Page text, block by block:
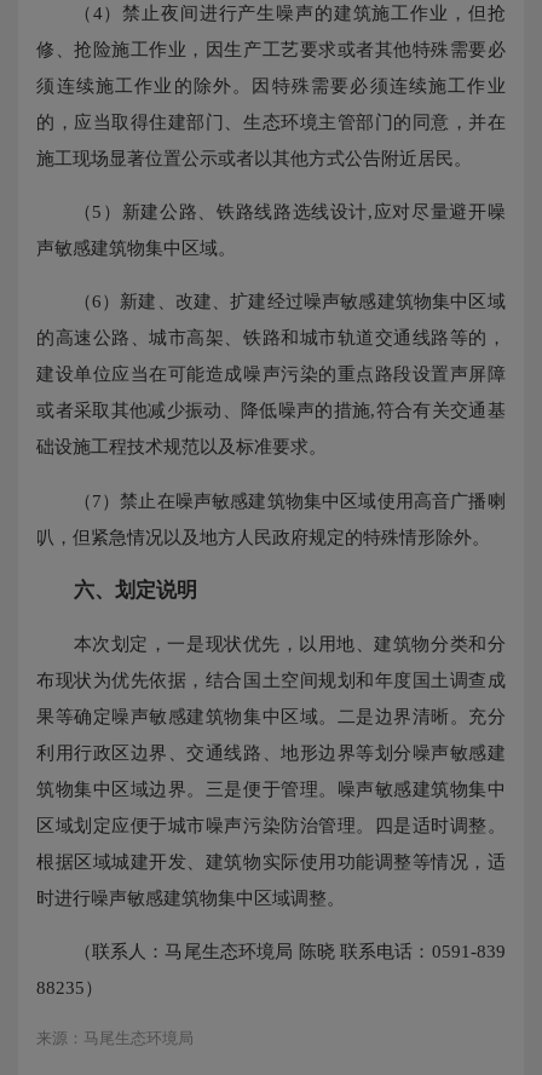
（4）禁止夜间进行产生噪声的建筑施工作业，但抢
修、抢险施工作业，因生产工艺要求或者其他特殊需要必
须连续施工作业的除外。因特殊需要必须连续施工作业
的，应当取得住建部门、生态环境主管部门的同意，并在
施工现场显著位置公示或者以其他方式公告附近居民。
（5）新建公路、铁路线路选线设计,应对尽量避开噪
声敏感建筑物集中区域。
（6）新建、改建、扩建经过噪声敏感建筑物集中区域
的高速公路、城市高架、铁路和城市轨道交通线路等的，
建设单位应当在可能造成噪声污染的重点路段设置声屏障
或者采取其他减少振动、降低噪声的措施,符合有关交通基
础设施工程技术规范以及标准要求。
（7）禁止在噪声敏感建筑物集中区域使用高音广播喇
叭，但紧急情况以及地方人民政府规定的特殊情形除外。
六、划定说明
本次划定，一是现状优先，以用地、建筑物分类和分
布现状为优先依据，结合国土空间规划和年度国土调查成
果等确定噪声敏感建筑物集中区域。二是边界清晰。充分
利用行政区边界、交通线路、地形边界等划分噪声敏感建
筑物集中区域边界。三是便于管理。噪声敏感建筑物集中
区域划定应便于城市噪声污染防治管理。四是适时调整。
根据区域城建开发、建筑物实际使用功能调整等情况，适
时进行噪声敏感建筑物集中区域调整。
（联系人：马尾生态环境局 陈晓 联系电话：0591-839
88235）
来源：马尾生态环境局